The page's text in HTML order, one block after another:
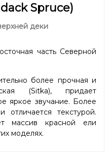
Spruce)
деки
часть Северной
более прочная и
(Sitka), придает
яркое звучание. Более
отличается текстурой.
массив красной ели
моделях.